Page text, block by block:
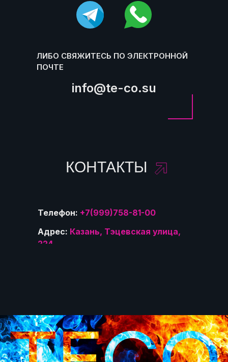
info@te-co.su
ЛИБО СВЯЖИТЕСЬ ПО ЭЛЕКТРОННОЙ
ПОЧТЕ
Телефон: +7(999)758-81-00
Адрес: Казань, Тэцевская улица,
224
КОНТАКТЫ